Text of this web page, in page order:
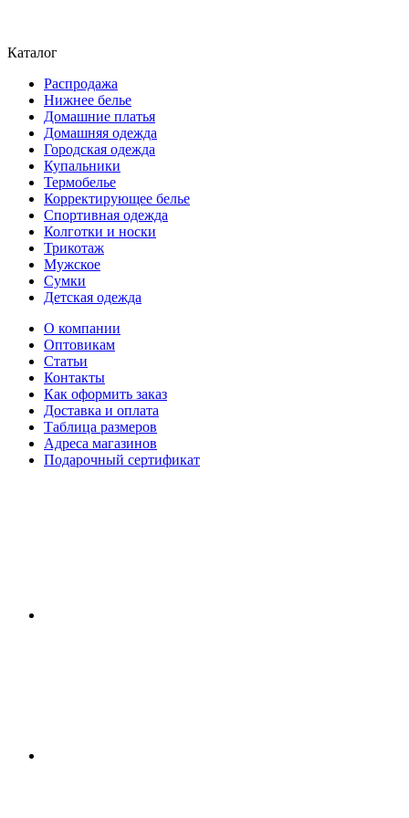
Каталог
Распродажа
Нижнее белье
Домашние платья
Домашняя одежда
Городская одежда
Купальники
Термобелье
Корректирующее белье
Спортивная одежда
Колготки и носки
Трикотаж
Мужское
Сумки
Детская одежда
О компании
Оптовикам
Статьи
Контакты
Как оформить заказ
Доставка и оплата
Таблица размеров
Адреса магазинов
Подарочный сертификат